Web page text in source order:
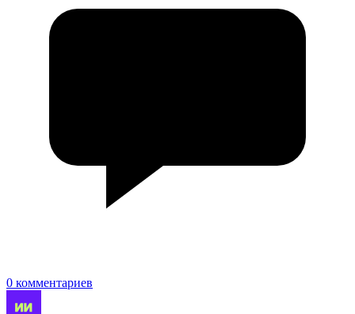
0 комментариев